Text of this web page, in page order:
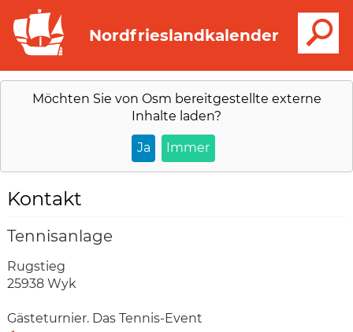
Nordfrieslandkalender
Möchten Sie von Osm bereitgestellte externe
Inhalte laden?
Ja Immer
Rugstieg
25938 Wyk
Gästeturnier. Das Tennis-Event
Tennisanlage
Kontakt